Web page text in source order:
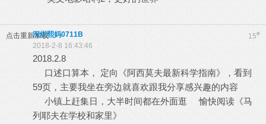
点击重新加载 15#
深圳熙妈0711B
2018-2-8 16:43:46
2018.2.8
口述口算本， 定向《阿西莫夫最新科学指南》，看到
59页，主要我坐在旁边就喜欢跟我分享感兴趣的内容
小镇上赶集日，大半时间都在外面逛 愉快阅读《马
列耶夫在学校和家里》